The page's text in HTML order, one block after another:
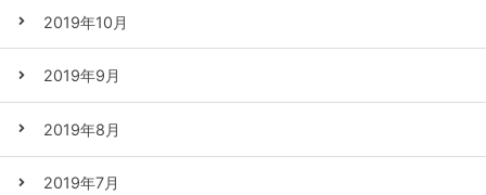
2019年10月
2019年9月
2019年8月
2019年7月